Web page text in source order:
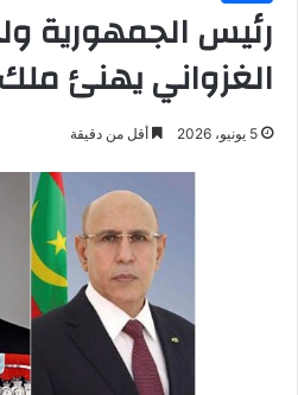
رئيس الجمهورية
الغزواني يهنئ
5 يونيو، 2026 أقل من دقيقة